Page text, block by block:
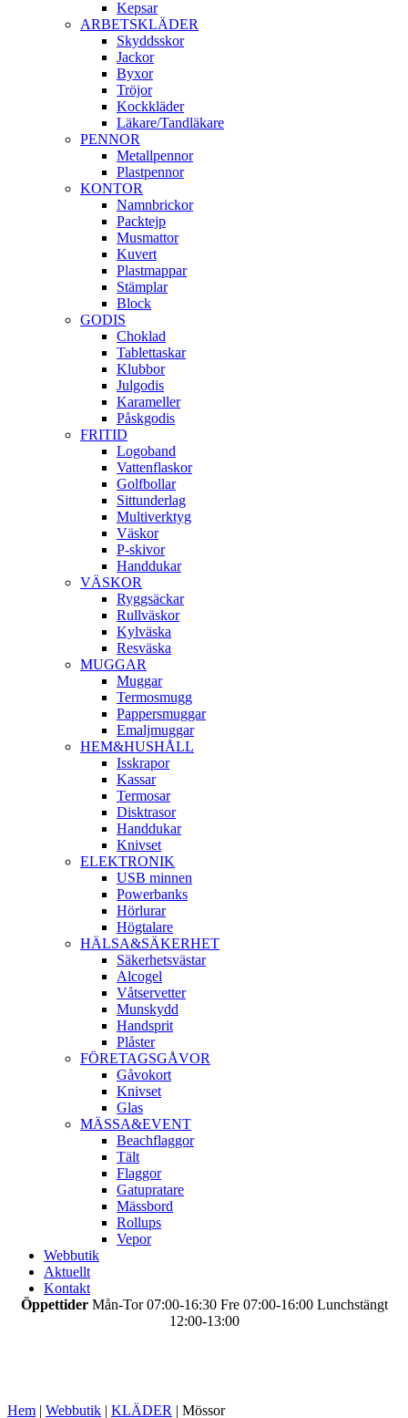
Kepsar
ARBETSKLÄDER
Skyddsskor
Jackor
Byxor
Tröjor
Kockkläder
Läkare/Tandläkare
PENNOR
Metallpennor
Plastpennor
KONTOR
Namnbrickor
Packtejp
Musmattor
Kuvert
Plastmappar
Stämplar
Block
GODIS
Choklad
Tablettaskar
Klubbor
Julgodis
Karameller
Påskgodis
FRITID
Logoband
Vattenflaskor
Golfbollar
Sittunderlag
Multiverktyg
Väskor
P-skivor
Handdukar
VÄSKOR
Ryggsäckar
Rullväskor
Kylväska
Resväska
MUGGAR
Muggar
Termosmugg
Pappersmuggar
Emaljmuggar
HEM&HUSHÅLL
Isskrapor
Kassar
Termosar
Disktrasor
Handdukar
Knivset
ELEKTRONIK
USB minnen
Powerbanks
Hörlurar
Högtalare
HÄLSA&SÄKERHET
Säkerhetsvästar
Alcogel
Våtservetter
Munskydd
Handsprit
Plåster
FÖRETAGSGÅVOR
Gåvokort
Knivset
Glas
MÄSSA&EVENT
Beachflaggor
Tält
Flaggor
Gatupratare
Mässbord
Rollups
Vepor
Webbutik
Aktuellt
Kontakt
ÖppettiderMån-Tor 07:00-16:30 Fre 07:00-16:00 Lunchstängt
12:00-13:00
Hem | Webbutik | KLÄDER | Mössor